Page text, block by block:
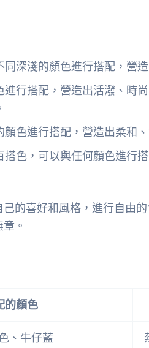
深淺的顏色進行搭配，營
進行搭配，營造出活潑、時
色進行搭配，營造出柔和
搭色，可以與任何顏色進行
的喜好和風格，進行自由
。
的顏色
、牛仔藍